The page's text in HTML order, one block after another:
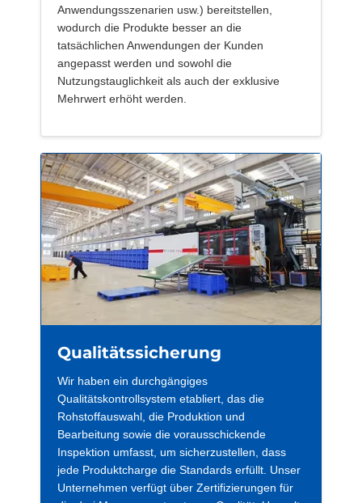
Anwendungsszenarien usw.) bereitstellen,
wodurch die Produkte besser an die
tatsächlichen Anwendungen der Kunden
angepasst werden und sowohl die
Nutzungstauglichkeit als auch der exklusive
Mehrwert erhöht werden.
Qualitätssicherung
Wir haben ein durchgängiges
Qualitätskontrollsystem etabliert, das die
Rohstoffauswahl, die Produktion und
Bearbeitung sowie die vorausschickende
Inspektion umfasst, um sicherzustellen, dass
jede Produktcharge die Standards erfüllt. Unser
Unternehmen verfügt über Zertifizierungen für